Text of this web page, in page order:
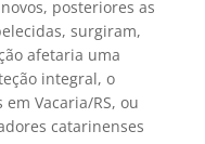
posteriores as
surgiram,
afetaria uma
integral, o
Vacaria/RS, ou
catarinenses